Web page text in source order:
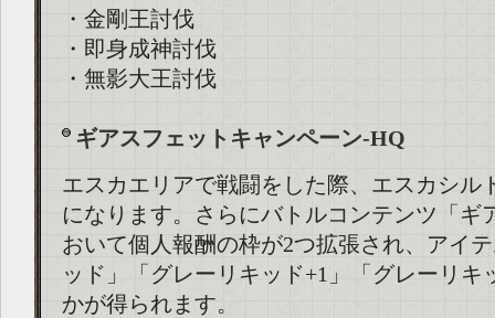
・金剛王討伐
・即身成神討伐
・無影大王討伐
ギアスフェットキャンペーン-HQ
エスカエリアで戦闘をした際、エスカシル
になります。さらにバトルコンテンツ「ギ
おいて個人報酬の枠が2つ拡張され、アイ
ッド」「グレーリキッド+1」「グレーリキ
かが得られます。